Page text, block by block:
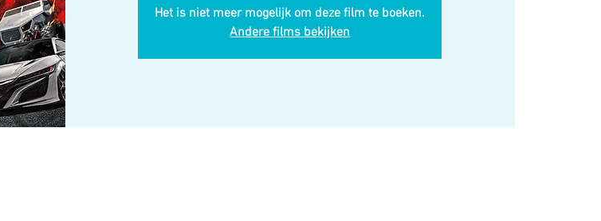
Het is niet meer mogelijk om deze film te boeken.
Andere films bekijken